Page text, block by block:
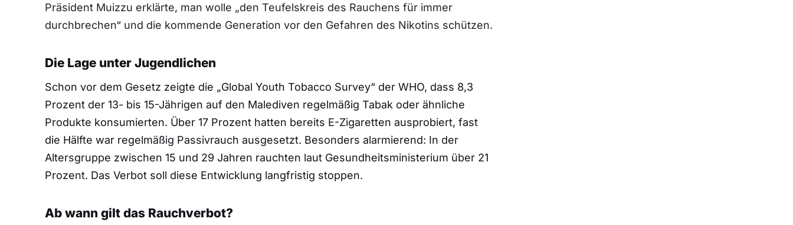
Präsident Muizzu erklärte, man wolle „den Teufelskreis des Rauchens für immer
durchbrechen“ und die kommende Generation vor den Gefahren des Nikotins schützen.
Die Lage unter Jugendlichen
Schon vor dem Gesetz zeigte die „Global Youth Tobacco Survey“ der WHO, dass 8,3
Prozent der 13- bis 15-Jährigen auf den Malediven regelmäßig Tabak oder ähnliche
Produkte konsumierten. Über 17 Prozent hatten bereits E-Zigaretten ausprobiert, fast
die Hälfte war regelmäßig Passivrauch ausgesetzt. Besonders alarmierend: In der
Altersgruppe zwischen 15 und 29 Jahren rauchten laut Gesundheitsministerium über 21
Prozent. Das Verbot soll diese Entwicklung langfristig stoppen.
Ab wann gilt das Rauchverbot?